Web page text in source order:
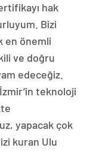
hak
Bizi
en önemli
ve doğru
edeceğiz.
teknoloji
yapacak çok
kuran Ulu